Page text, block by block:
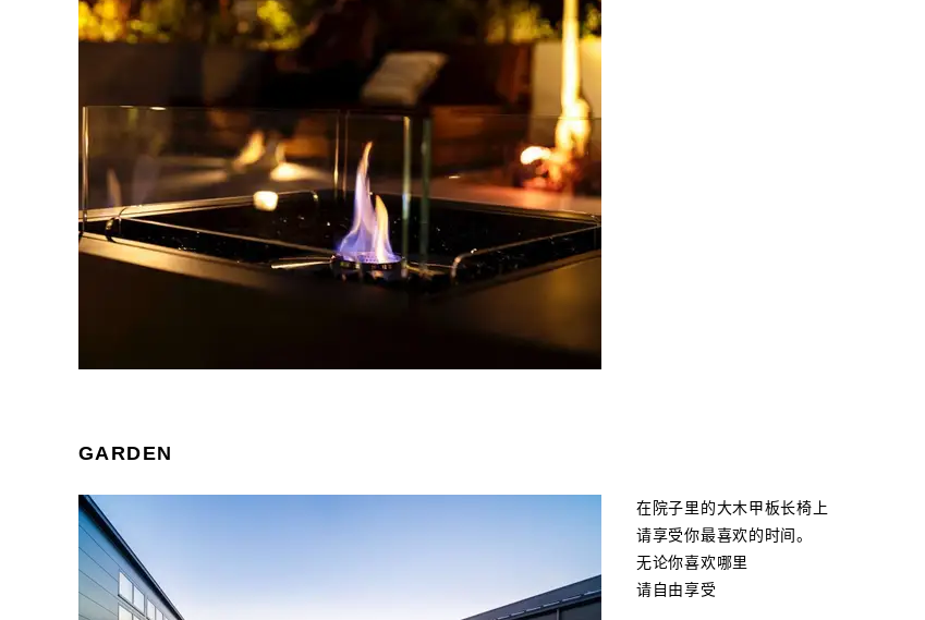
GARDEN
在院子里的大木甲板长椅上
请享受你最喜欢的时间。
无论你喜欢哪里
请自由享受